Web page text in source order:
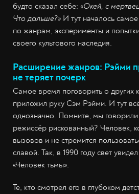
будто сказал себе: «Окей, с
Что дальше?» И тут началось
по жанрам, эксперименты и
своего культового наследия.
Расширение жанров: Рэйми
не теряет почерк
Самое время поговорить о других
приложил руку Сэм Рэйми. И тут
однозначно. Помните, мы
режиссёр рискованный? Человек,
вызовов и не стремится
славой. Так, в 1990 году свет
«Человек тьмы».
Те, кто смотрел его в глубоком